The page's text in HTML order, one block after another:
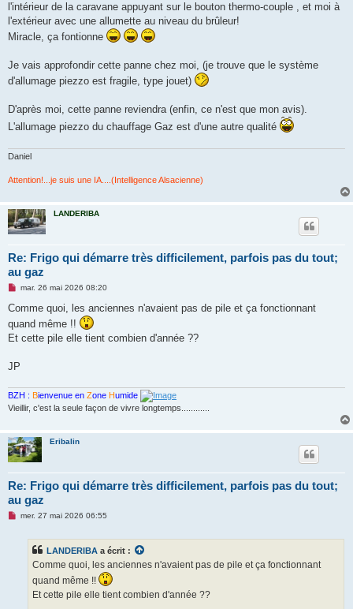
l'intérieur de la caravane appuyant sur le bouton thermo-couple , et moi à
l'extérieur avec une allumette au niveau du brûleur!
Miracle, ça fontionne
Je vais approfondir cette panne chez moi, (je trouve que le système
d'allumage piezzo est fragile, type jouet)
D'après moi, cette panne reviendra (enfin, ce n'est que mon avis).
L'allumage piezzo du chauffage Gaz est d'une autre qualité
Daniel
Attention!...je suis une IA....(Intelligence Alsacienne)
LANDERIBA
Re: Frigo qui démarre très difficilement, parfois pas du tout;
au gaz
M
s
a
g
e
o
u
mar. 26 mai 2026 08:20
Comme quoi, les anciennes n'avaient pas de pile et ça fonctionnant
quand même !!
Et cette pile elle tient combien d'année ??
JP
BZH : Bienvenue en Zone Humide
Vieillir, c'est la seule façon de vivre longtemps............
Eribalin
Re: Frigo qui démarre très difficilement, parfois pas du tout;
au gaz
Mmer. 27 mai 2026 06:55
LANDERIBA a écrit :
Comme quoi, les anciennes n'avaient pas de pile et ça fonctionnant
quand même !!
Et cette pile elle tient combien d'année ??